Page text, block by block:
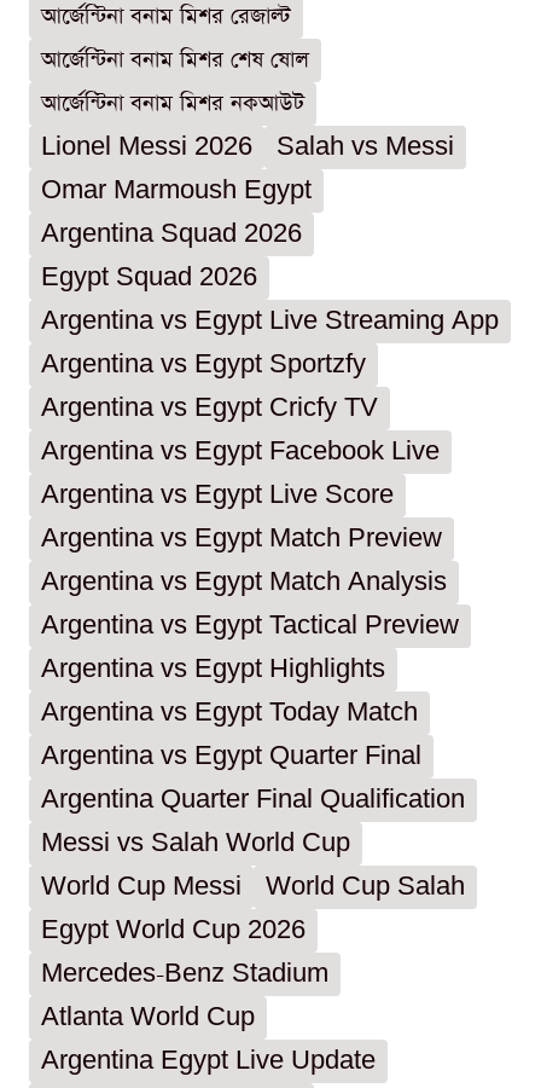
আর্জেন্টিনা বনাম মিশর রেজাল্ট
আর্জেন্টিনা বনাম মিশর শেষ ষোল
আর্জেন্টিনা বনাম মিশর নকআউট
Lionel Messi 2026
Salah vs Messi
Omar Marmoush Egypt
Argentina Squad 2026
Egypt Squad 2026
Argentina vs Egypt Live Streaming App
Argentina vs Egypt Sportzfy
Argentina vs Egypt Cricfy TV
Argentina vs Egypt Facebook Live
Argentina vs Egypt Live Score
Argentina vs Egypt Match Preview
Argentina vs Egypt Match Analysis
Argentina vs Egypt Tactical Preview
Argentina vs Egypt Highlights
Argentina vs Egypt Today Match
Argentina vs Egypt Quarter Final
Argentina Quarter Final Qualification
Messi vs Salah World Cup
World Cup Messi
World Cup Salah
Egypt World Cup 2026
Mercedes-Benz Stadium
Atlanta World Cup
Argentina Egypt Live Update